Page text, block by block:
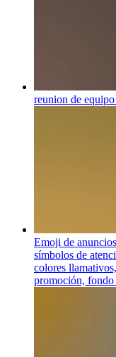
reunion de
Emoji de
símbolos de
colores
promoción, fondo